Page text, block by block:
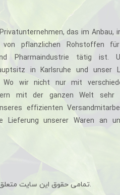
das im Anbau,
pflanzlichen Rohstoffen
Pharmaindustrie tätig ist.
in Karlsruhe und unser
Wo wir nicht nur mit
mit der ganzen Welt sehr
effizienten
Lieferung unserer Waren an
تمامی حقوق این سایت متعلق به مجموعه آرین پلنت می باشد.